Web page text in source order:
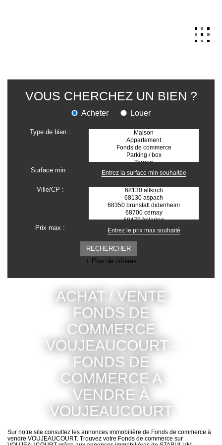
QUI SOMMES NOUS
VENTE
LOCATION
GESTION
TRANSACTION
SYNDIC
ActuCopro
CONTACT
ESPACE CLIENTS
VOUS CHERCHEZ UN BIEN ?
Acheter Louer
Type de bien :
Surface min :
Ville/CP :
Prix max :
+ Plus de critères
ACHAT / VENTE
FONDS DE
COMMERCE
VOUJEAUCOURT -
FONDS DE
COMMERCE A
VENDRE À
VOUJEAUCOURT
Sur notre site consultez les annonces immobilière de Fonds de
commerce à vendre VOUJEAUCOURT. Trouvez votre Fonds de